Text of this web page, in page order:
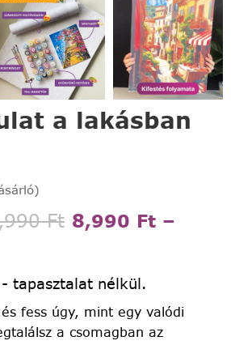
a lakásban
Ft 8,990 Ft –
tapasztalat nélkül.
fess úgy, mint egy valódi
a csomagban az